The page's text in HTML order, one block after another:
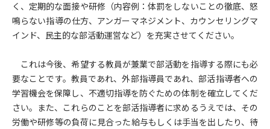
く、定期的な面接や研修（内容例：体罰をしないことの徹底、怒
鳴らない指導の仕方、アンガーマネジメント、カウンセリングマ
インド、民主的な部活動運営など）を充実させてください。
これは今後、希望する教員が兼業で部活動を指導する際にも必
要なことです。教員であれ、外部指導員であれ、部活指導者への
学習機会を保障し、不適切指導を防ぐための体制を確立してくだ
さい。また、これらのことを部活指導者に求めるうえでは、その
労働や研修等の負荷に見合った給与もしくは手当を出したり、待